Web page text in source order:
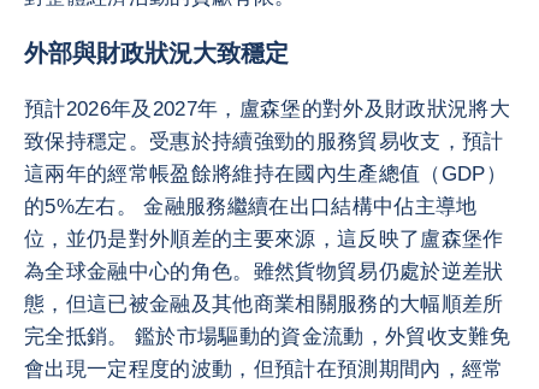
外部與財政狀況大致穩定
預計2026年及2027年，盧森堡的對外及財政狀況將大
致保持穩定。受惠於持續強勁的服務貿易收支，預計
這兩年的經常帳盈餘將維持在國內生產總值（GDP）
的5%左右。 金融服務繼續在出口結構中佔主導地
位，並仍是對外順差的主要來源，這反映了盧森堡作
為全球金融中心的角色。雖然貨物貿易仍處於逆差狀
態，但這已被金融及其他商業相關服務的大幅順差所
完全抵銷。 鑑於市場驅動的資金流動，外貿收支難免
會出現一定程度的波動，但預計在預測期間內，經常